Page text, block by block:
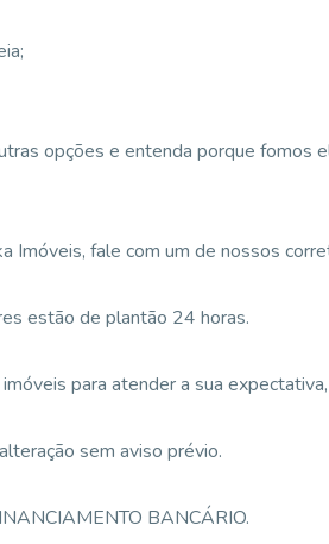
opções e entenda porque fomos
Imóveis, fale com um de nossos
estão de plantão 24 horas.
para atender a sua
sem aviso prévio.
BANCÁRIO.